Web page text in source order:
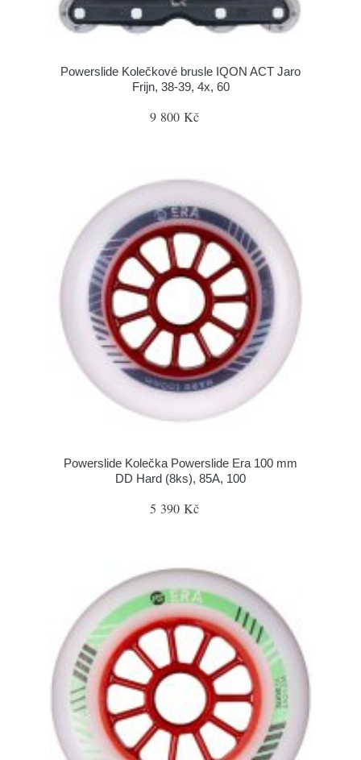
Powerslide Kolečkové brusle IQON ACT Jaro
Frijn, 38-39, 4x, 60
9 800 Kč
Powerslide Kolečka Powerslide Era 100 mm
DD Hard (8ks), 85A, 100
5 390 Kč